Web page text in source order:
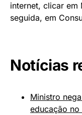
internet, clicar em
seguida, em
Notícias
Ministro
educação